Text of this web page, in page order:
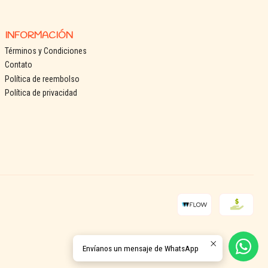
INFORMACIÓN
Términos y Condiciones
Contato
Política de reembolso
Política de privacidad
Envíanos un mensaje de WhatsApp